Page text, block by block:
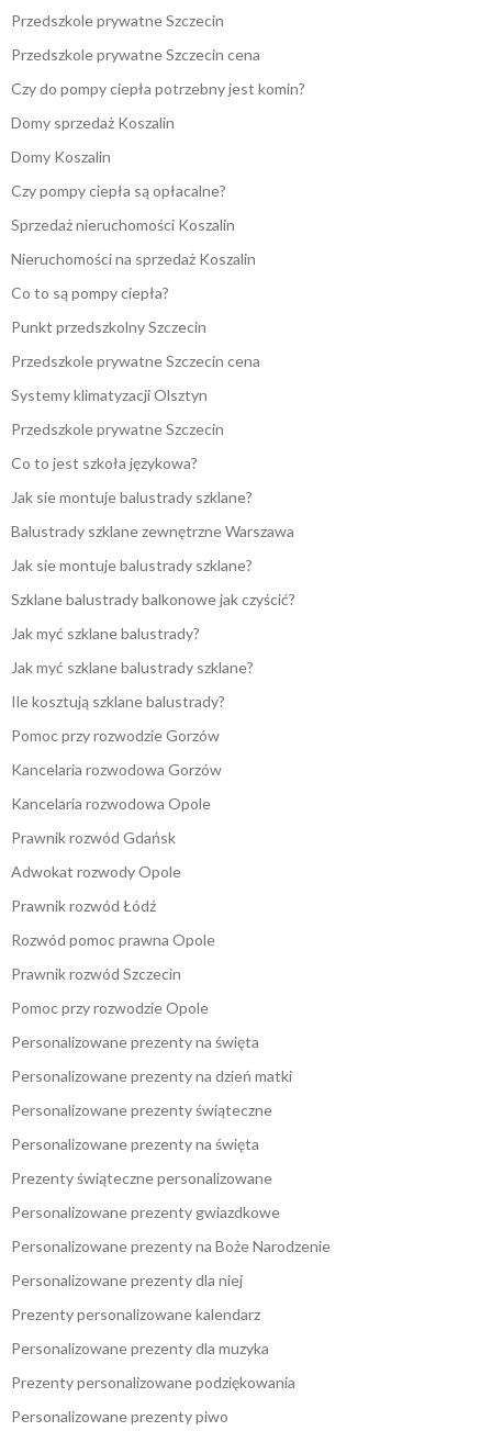
Przedszkole prywatne Szczecin
Przedszkole prywatne Szczecin cena
Czy do pompy ciepła potrzebny jest komin?
Domy sprzedaż Koszalin
Domy Koszalin
Czy pompy ciepła są opłacalne?
Sprzedaż nieruchomości Koszalin
Nieruchomości na sprzedaż Koszalin
Co to są pompy ciepła?
Punkt przedszkolny Szczecin
Przedszkole prywatne Szczecin cena
Systemy klimatyzacji Olsztyn
Przedszkole prywatne Szczecin
Co to jest szkoła językowa?
Jak sie montuje balustrady szklane?
Balustrady szklane zewnętrzne Warszawa
Jak sie montuje balustrady szklane?
Szklane balustrady balkonowe jak czyścić?
Jak myć szklane balustrady?
Jak myć szklane balustrady szklane?
Ile kosztują szklane balustrady?
Pomoc przy rozwodzie Gorzów
Kancelaria rozwodowa Gorzów
Kancelaria rozwodowa Opole
Prawnik rozwód Gdańsk
Adwokat rozwody Opole
Prawnik rozwód Łódź
Rozwód pomoc prawna Opole
Prawnik rozwód Szczecin
Pomoc przy rozwodzie Opole
Personalizowane prezenty na święta
Personalizowane prezenty na dzień matki
Personalizowane prezenty świąteczne
Personalizowane prezenty na święta
Prezenty świąteczne personalizowane
Personalizowane prezenty gwiazdkowe
Personalizowane prezenty na Boże Narodzenie
Personalizowane prezenty dla niej
Prezenty personalizowane kalendarz
Personalizowane prezenty dla muzyka
Prezenty personalizowane podziękowania
Personalizowane prezenty piwo